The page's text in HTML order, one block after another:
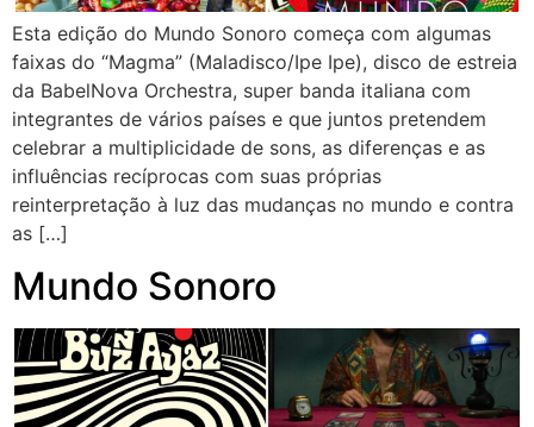
Esta edição do Mundo Sonoro começa com algumas
faixas do “Magma” (Maladisco/Ipe Ipe), disco de estreia
da BabelNova Orchestra, super banda italiana com
integrantes de vários países e que juntos pretendem
celebrar a multiplicidade de sons, as diferenças e as
influências recíprocas com suas próprias
reinterpretação à luz das mudanças no mundo e contra
as […]
Mundo Sonoro